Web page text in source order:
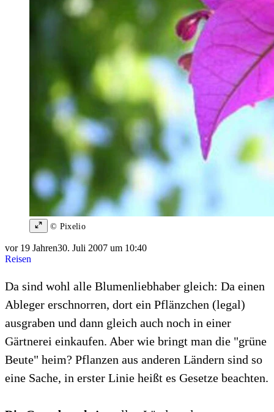
© Pixelio
vor 19 Jahren30. Juli 2007 um 10:40
Reisen
Da sind wohl alle Blumenliebhaber gleich: Da einen
Ableger erschnorren, dort ein Pflänzchen (legal)
ausgraben und dann gleich auch noch in einer
Gärtnerei einkaufen. Aber wie bringt man die "grüne
Beute" heim? Pflanzen aus anderen Ländern sind so
eine Sache, in erster Linie heißt es Gesetze beachten.